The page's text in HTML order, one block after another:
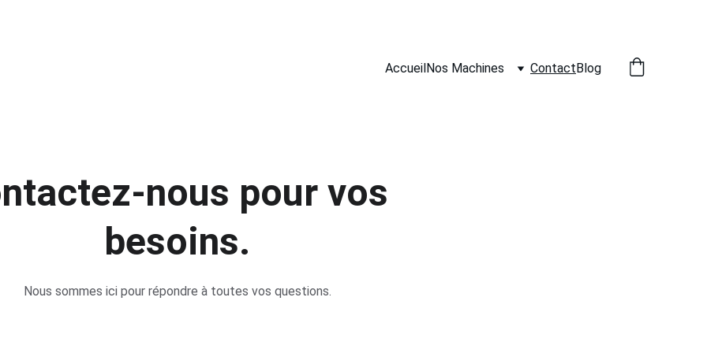
AccueilNos Machines ContactBlog
nous pour vos
besoins.
Nous sommes ici pour répondre à toutes vos questions.